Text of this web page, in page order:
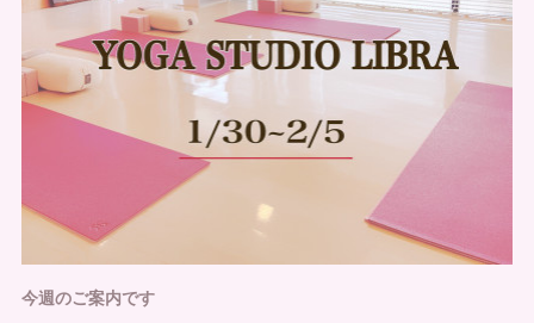
今週のご案内です